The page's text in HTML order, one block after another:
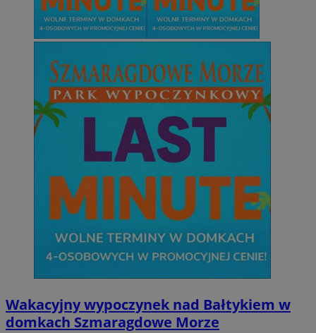
Wakacyjny wypoczynek nad Bałtykiem w
domkach Szmaragdowe Morze